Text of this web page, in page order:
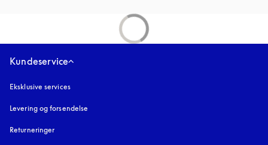
Kundeservice
Eksklusive services
Levering og forsendelse
Returneringer